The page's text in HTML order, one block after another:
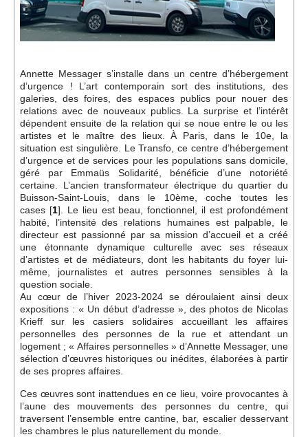
Annette Messager s’installe dans un centre d’hébergement
d’urgence ! L’art contemporain sort des institutions, des
galeries, des foires, des espaces publics pour nouer des
relations avec de nouveaux publics. La surprise et l’intérêt
dépendent ensuite de la relation qui se noue entre le ou les
artistes et le maître des lieux. À Paris, dans le 10e, la
situation est singulière. Le Transfo, ce centre d’hébergement
d’urgence et de services pour les populations sans domicile,
géré par Emmaüs Solidarité, bénéficie d’une notoriété
certaine. L’ancien transformateur électrique du quartier du
Buisson-Saint-Louis, dans le 10ème, coche toutes les
cases [1]. Le lieu est beau, fonctionnel, il est profondément
habité, l’intensité des relations humaines est palpable, le
directeur est passionné par sa mission d’accueil et a créé
une étonnante dynamique culturelle avec ses réseaux
d’artistes et de médiateurs, dont les habitants du foyer lui-
même, journalistes et autres personnes sensibles à la
question sociale.
Au cœur de l’hiver 2023-2024 se déroulaient ainsi deux
expositions : « Un début d’adresse », des photos de Nicolas
Krieff sur les casiers solidaires accueillant les affaires
personnelles des personnes de la rue et attendant un
logement ; « Affaires personnelles » d’Annette Messager, une
sélection d’œuvres historiques ou inédites, élaborées à partir
de ses propres affaires.
Ces œuvres sont inattendues en ce lieu, voire provocantes à
l’aune des mouvements des personnes du centre, qui
traversent l’ensemble entre cantine, bar, escalier desservant
les chambres le plus naturellement du monde.